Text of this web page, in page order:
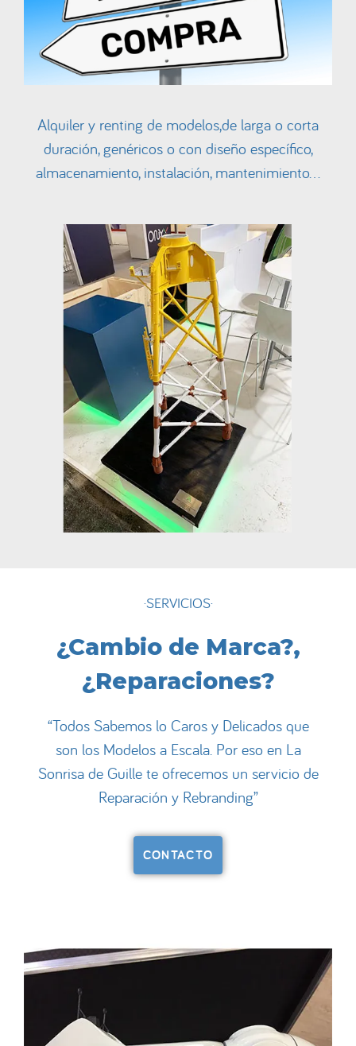
Alquiler y renting de modelos,de larga o corta
duración, genéricos o con diseño específico,
almacenamiento, instalación, mantenimiento…
·SERVICIOS·
¿Cambio de Marca?,
¿Reparaciones?
“Todos Sabemos lo Caros y Delicados que
son los Modelos a Escala. Por eso en La
Sonrisa de Guille te ofrecemos un servicio de
Reparación y Rebranding”
CONTACTO